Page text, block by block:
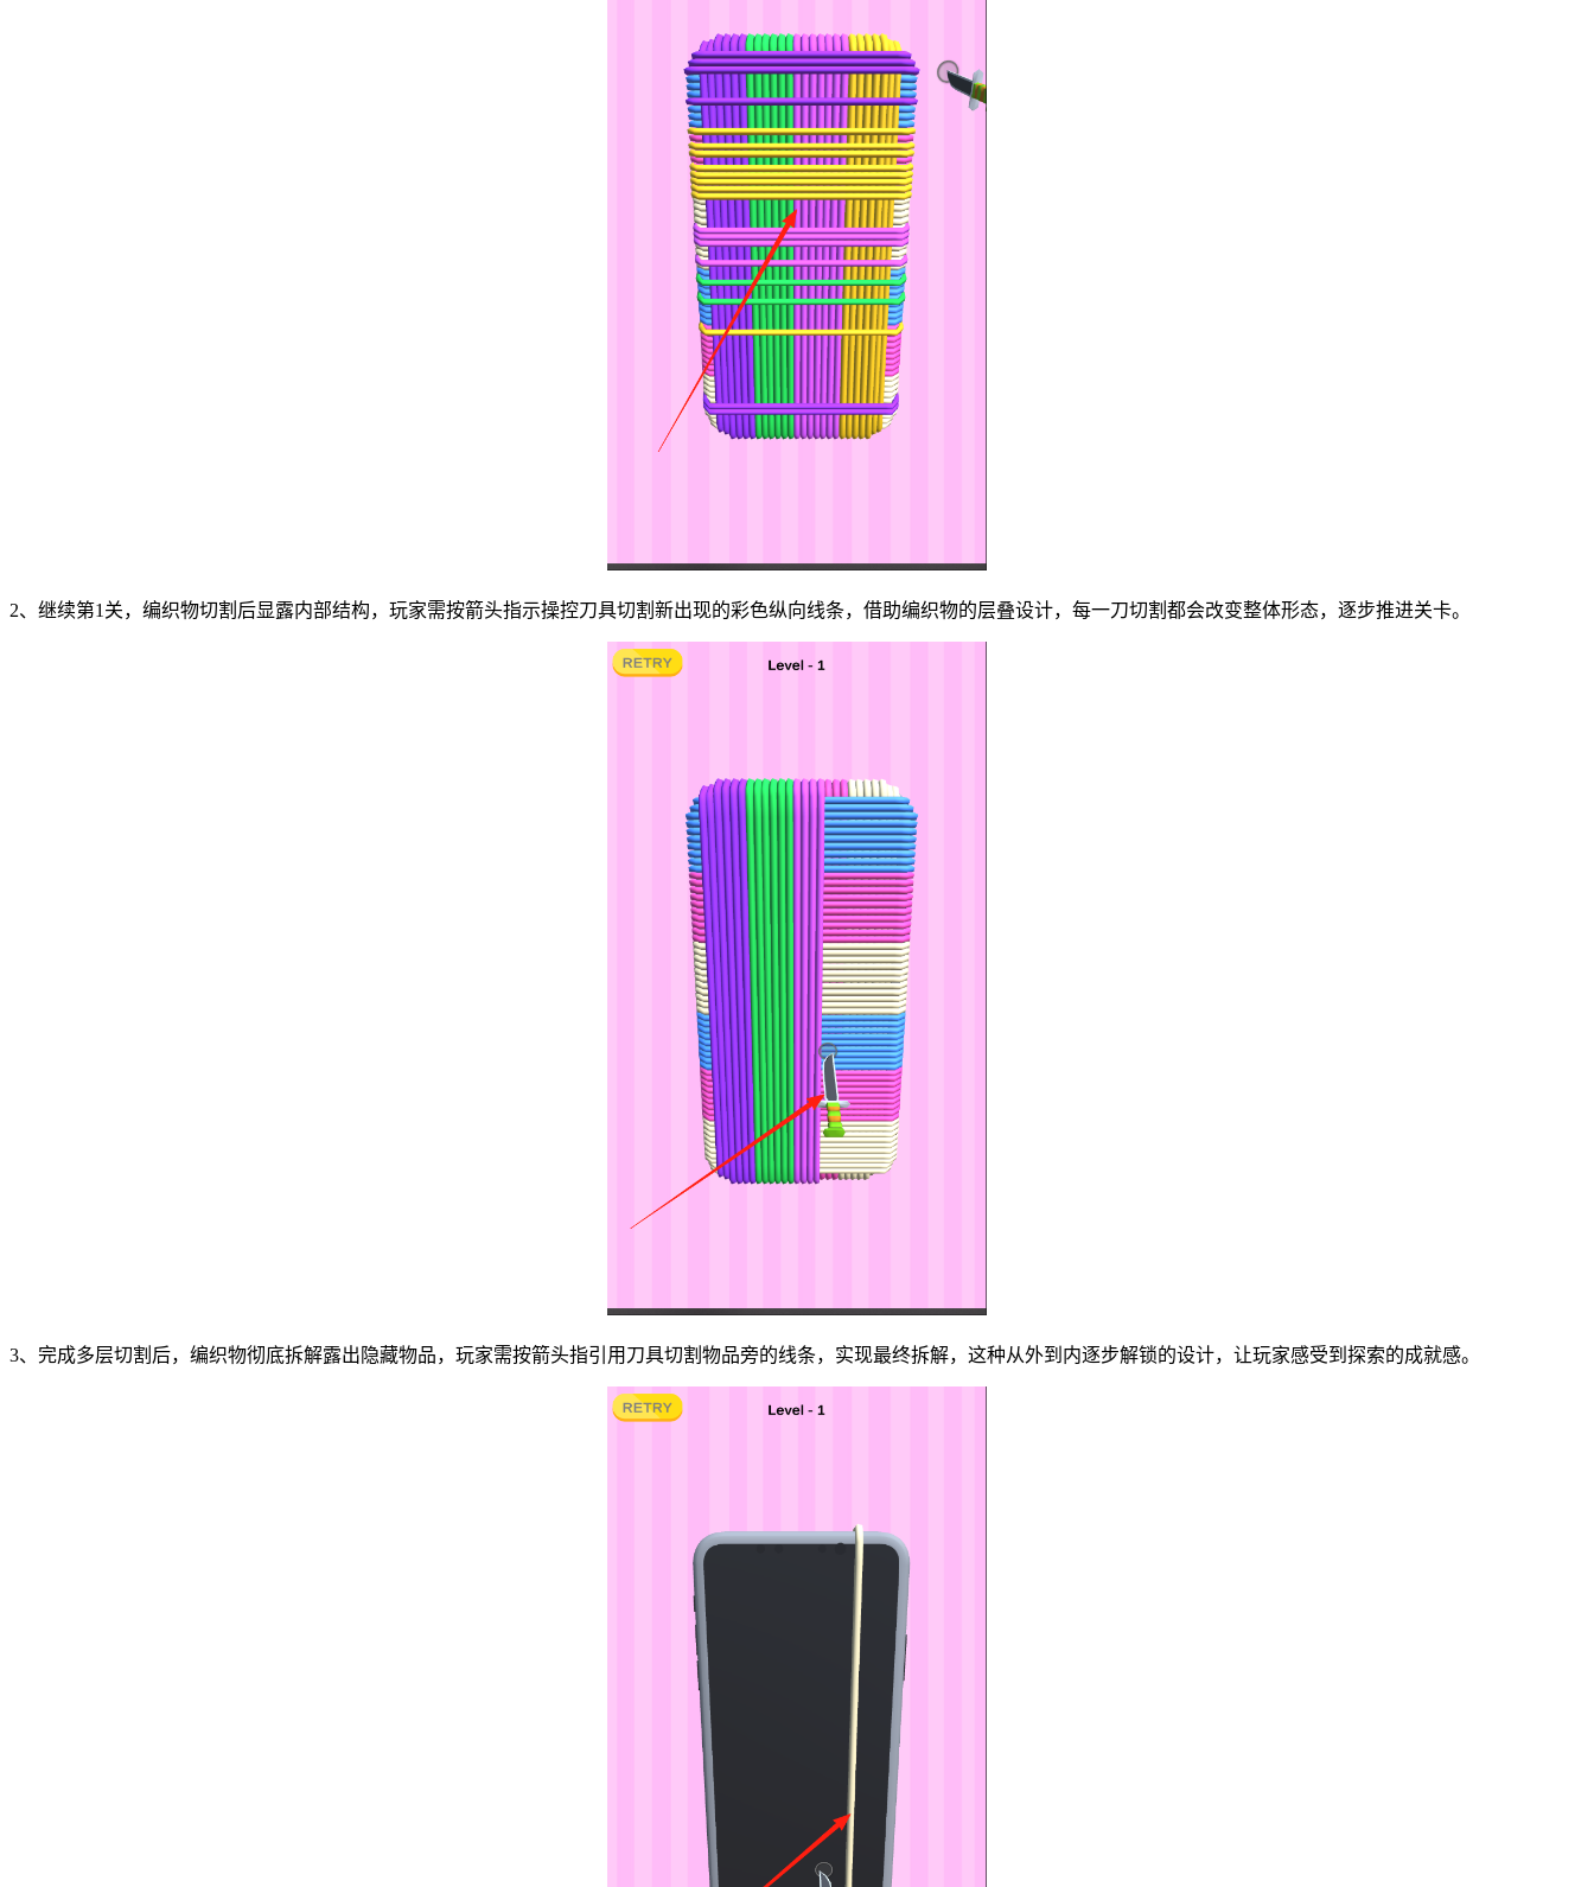
2、继续第1关，编织物切割后显露内部结构，玩家需按箭头指示操控刀具切割新出现的彩色纵向线条，借助编织物的层叠设计，每一刀切割都会改变整体形态，逐步推进关卡。
3、完成多层切割后，编织物彻底拆解露出隐藏物品，玩家需按箭头指引用刀具切割物品旁的线条，实现最终拆解，这种从外到内逐步解锁的设计，让玩家感受到探索的成就感。